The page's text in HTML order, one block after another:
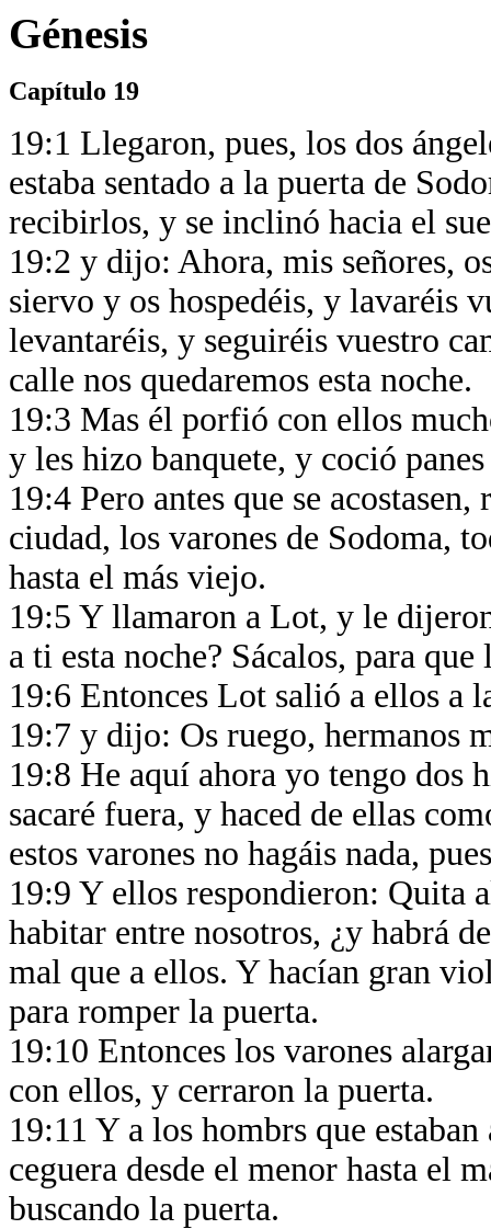
Génesis
Capítulo 19
19:1 Llegaron, pues, los dos
estaba sentado a la puerta de
recibirlos, y se inclinó hacia el
19:2 y dijo: Ahora, mis señores,
siervo y os hospedéis, y lavaréis
levantaréis, y seguiréis vuestro
calle nos quedaremos esta noche.
19:3 Mas él porfió con ellos
y les hizo banquete, y coció
19:4 Pero antes que se
ciudad, los varones de Sodoma,
hasta el más viejo.
19:5 Y llamaron a Lot, y le
a ti esta noche? Sácalos, para
19:6 Entonces Lot salió a ellos a
19:7 y dijo: Os ruego, hermanos
19:8 He aquí ahora yo tengo dos
sacaré fuera, y haced de ellas
estos varones no hagáis nada,
19:9 Y ellos respondieron: Quita
habitar entre nosotros, ¿y habrá
mal que a ellos. Y hacían gran
para romper la puerta.
19:10 Entonces los varones
con ellos, y cerraron la puerta.
19:11 Y a los hombrs que
ceguera desde el menor hasta el
buscando la puerta.